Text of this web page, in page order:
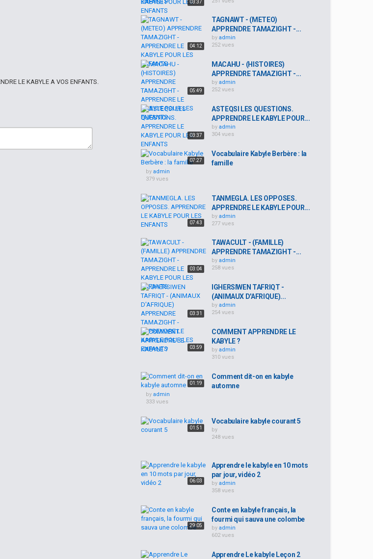
LE KABYLE A VOS ENFANTS.
03:37
04:12
TAGNAWT - (METEO)
APPRENDRE TAMAZIGHT -...
by admin
252 vues
05:49
MACAHU - (HISTOIRES)
APPRENDRE TAMAZIGHT -...
by admin
252 vues
03:37
ASTEQSI LES QUESTIONS.
APPRENDRE LE KABYLE POUR...
by admin
304 vues
07:27
Vocabulaire Kabyle Berbère : la
famille
by admin
379 vues
07:43
TANMEGLA. LES OPPOSES.
APPRENDRE LE KABYLE POUR...
by admin
277 vues
03:04
TAWACULT - (FAMILLE)
APPRENDRE TAMAZIGHT -...
by admin
258 vues
03:31
IGHERSIWEN TAFRIQT -
(ANIMAUX D'AFRIQUE)...
by admin
254 vues
03:59
COMMENT APPRENDRE LE
KABYLE ?
by admin
310 vues
01:19
Comment dit-on en kabyle
automne
by admin
333 vues
01:51
Vocabulaire kabyle courant 5
by
248 vues
06:03
Apprendre le kabyle en 10 mots
par jour, vidéo 2
by admin
358 vues
29:05
Conte en kabyle français, la
fourmi qui sauva une colombe
by admin
602 vues
Apprendre Le kabyle Leçon 2